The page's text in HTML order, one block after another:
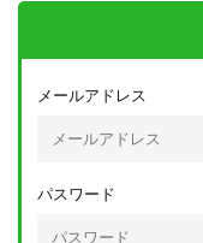
メールアドレス
パスワード